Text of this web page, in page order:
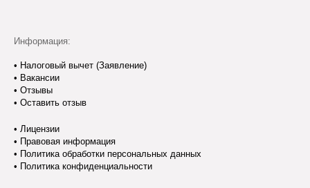
Информация:
• Налоговый вычет (Заявление)
• Вакансии
• Отзывы
• Оставить отзыв
• Лицензии
• Правовая информация
• Политика обработки персональных данных
• Политика конфиденциальности